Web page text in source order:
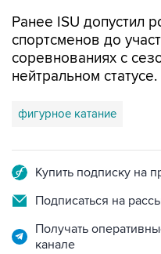
Ранее ISU допустил
спортсменов до
соревнованиях с
нейтральном статусе.
фигурное катание
Купить подписку на
Подписаться на
Получать
канале